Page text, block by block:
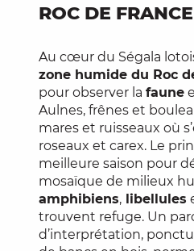
ROC DE FRANCE
Au cœur du Ségala
zone humide du Roc
pour observer la faune
Aulnes, frênes et
mares et ruisseaux où
roseaux et carex. Le
meilleure saison pour
mosaïque de milieux
amphibiens, libellules
trouvent refuge. Un
d’interprétation,